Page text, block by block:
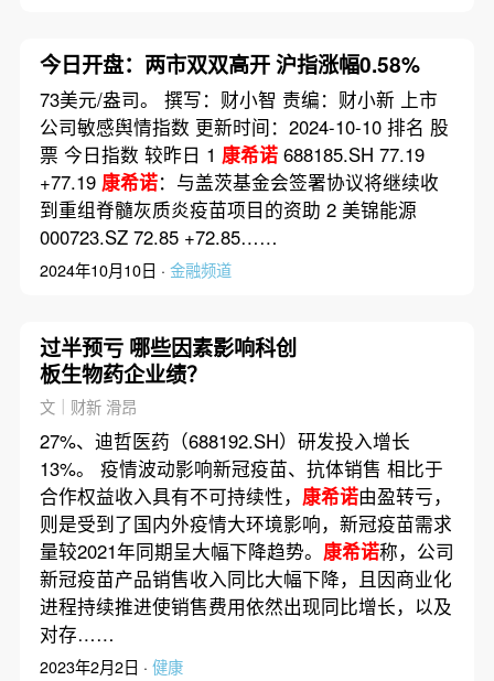
今日开盘：两市双双高开 沪指涨幅0.58%
73美元/盎司。 撰写：财小智 责编：财小新 上市
公司敏感舆情指数 更新时间：2024-10-10 排名 股
票 今日指数 较昨日 1 康希诺688185.SH 77.19
+77.19 康希诺：与盖茨基金会签署协议将继续收
到重组脊髓灰质炎疫苗项目的资助 2 美锦能源
000723.SZ 72.85 +72.85……
2024年10月10日 · 金融频道
过半预亏 哪些因素影响科创
板生物药企业绩？
文｜财新 滑昂
27%、迪哲医药（688192.SH）研发投入增长
13%。 疫情波动影响新冠疫苗、抗体销售 相比于
合作权益收入具有不可持续性， 康希诺由盈转亏，
则是受到了国内外疫情大环境影响，新冠疫苗需求
量较2021年同期呈大幅下降趋势。 康希诺称，公司
新冠疫苗产品销售收入同比大幅下降，且因商业化
进程持续推进使销售费用依然出现同比增长，以及
对存……
2023年2月2日 · 健康